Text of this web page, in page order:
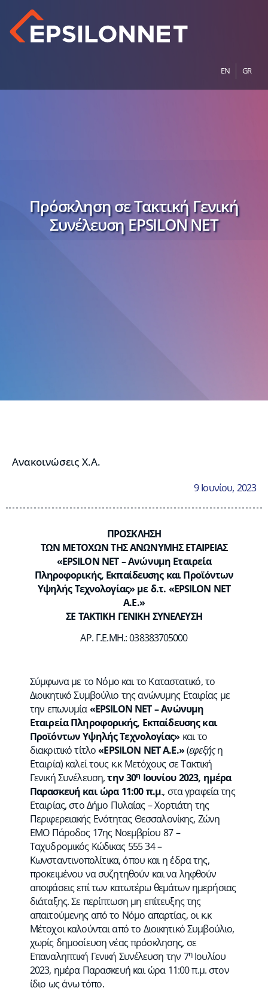
EN GR
Πρόσκληση σε Τακτική Γενική
Συνέλευση EPSILON NET
Ανακοινώσεις Χ.Α.
9 Ιουνίου, 2023
ΠΡΟΣΚΛΗΣΗ
ΤΩΝ ΜΕΤΟΧΩΝ ΤΗΣ ΑΝΩΝΥΜΗΣ ΕΤΑΙΡΕΙΑΣ
«EPSILON NET – Ανώνυμη Εταιρεία
Πληροφορικής, Εκπαίδευσης και Προϊόντων
Υψηλής Τεχνολογίας» με δ.τ. «EPSILON NET
A.E.»
ΣΕ ΤΑΚΤΙΚΗ ΓΕΝΙΚΗ ΣΥΝΕΛΕΥΣΗ
ΑΡ. Γ.Ε.ΜΗ.: 038383705000
Σύμφωνα με το Νόμο και το Καταστατικό, το
Διοικητικό Συμβούλιο της ανώνυμης Εταιρίας με
την επωνυμία«EPSILON NET – Ανώνυμη
Εταιρεία Πληροφορικής, Εκπαίδευσης και
Προϊόντων Υψηλής Τεχνολογίας» και το
διακριτικό τίτλο«EPSILON NET A.E.»(εφεξήςη
Εταιρία) καλεί τους κ.κ Μετόχους σε Τακτική
Γενική Συνέλευση,την 30η Ιουνίου 2023, ημέρα
Παρασκευή και ώρα 11:00 π.μ., στα γραφεία της
Εταιρίας, στο Δήμο Πυλαίας – Χορτιάτη της
Περιφερειακής Ενότητας Θεσσαλονίκης, Ζώνη
ΕΜΟ Πάροδος 17ης Νοεμβρίου 87 –
Ταχυδρομικός Κώδικας 555 34 –
Κωνσταντινοπολίτικα, όπου και η έδρα της,
προκειμένου να συζητηθούν και να ληφθούν
αποφάσεις επί των κατωτέρω θεμάτων ημερήσιας
διάταξης. Σε περίπτωση μη επίτευξης της
απαιτούμενης από το Νόμο απαρτίας, οι κ.κ
Μέτοχοι καλούνται από το Διοικητικό Συμβούλιο,
χωρίς δημοσίευση νέας πρόσκλησης, σε
Επαναληπτική Γενική Συνέλευση την 7ηΙουλίου
2023, ημέρα Παρασκευή και ώρα 11:00 π.μ. στον
ίδιο ως άνω τόπο.